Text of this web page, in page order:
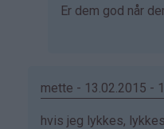
svar
-
Er dem god når
mette - 13.02.2015 -
Som
hvis jeg lykkes,